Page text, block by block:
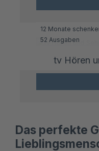
12 Monate
52 Ausgaben
tv Hören
Das perfekte